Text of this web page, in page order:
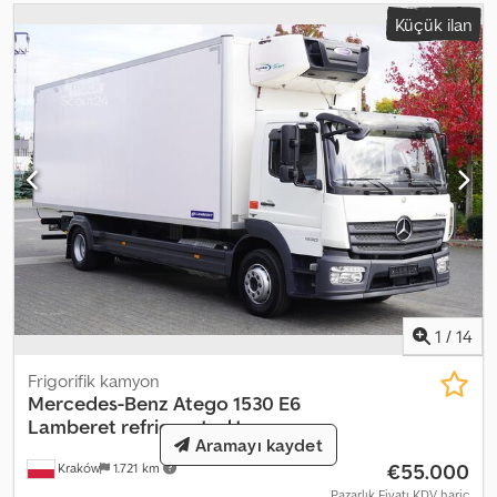
purchased and serviced at a Mercedes service center. 100%
accident-free, complete documentation, Single owner Technical
and visual condition is excellent. Option to install a tail lift. Option
to purchase with refrigerated trailer.
Küçük ilan
1 / 14
Kraków 1.721 km
Frigorifik kamyon
Mercedes-Benz Atego 1530 E6
Lamberet refrigerated truc
€55.000
Aramayı kaydet